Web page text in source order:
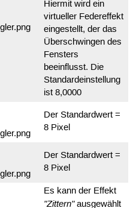
Hiermit wird ein
virtueller Federeffekt
eingestellt, der das
Überschwingen des
Fensters
beeinflusst. Die
Standardeinstellung
ist 8,0000
Der Standardwert =
8 Pixel
Der Standardwert =
8 Pixel
Es kann der Effekt
"Zittern"ausgewählt